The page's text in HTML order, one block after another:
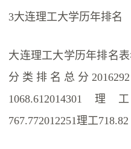
3大连理工大学历年排名
大连理工大学历年排名
分类排名总分2016292
1068.612014301理
767.772012251理工718.82